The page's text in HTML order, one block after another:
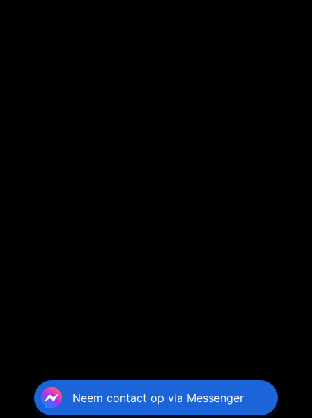
Neem contact op via Messenger